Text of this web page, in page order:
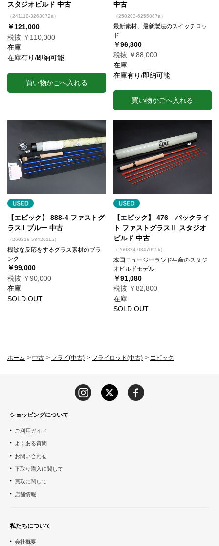
スタジオビルド 中古
（241110-3263072a）
￥121,000
税抜 ￥110,000
在庫
在庫有り/即納可能
買い物かごへ入れる
中古
（250203-6255087a）
最新素材、最新製法のスイッチロッ
ド
￥96,800
税抜 ￥88,000
在庫
在庫有り/即納可能
買い物かごへ入れる
【エピック】 888-4 ファストグ
ラスII ブルー 中古
（260218-5842011a）
機敏な反応をするグラス素材のブラ
ンク
￥99,000
税抜 ￥90,000
在庫
SOLD OUT
【エピック】 476 パックライ
ト ファストグラスⅡ スタジオ
ビルド 中古
（260324-0347095k）
本国ニュージーランド生産のスタジ
オビルドモデル
￥91,080
税抜 ￥82,800
在庫
SOLD OUT
ホーム > 中古 > フライ(中古) > フライロッド(中古) > エピック
ショッピングについて
ご利用ガイド
よくある質問
お問い合わせ
下取り購入に関して
買取に関して
店舗情報
私たちについて
会社概要